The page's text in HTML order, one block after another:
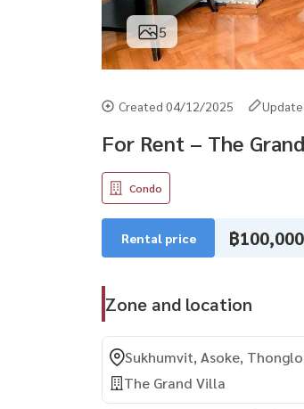
5
Created 04/12/2025
For Rent – The
Condo
Rental price ฿100,000
Zone and location
Sukhumvit, Asoke,
The Grand Villa